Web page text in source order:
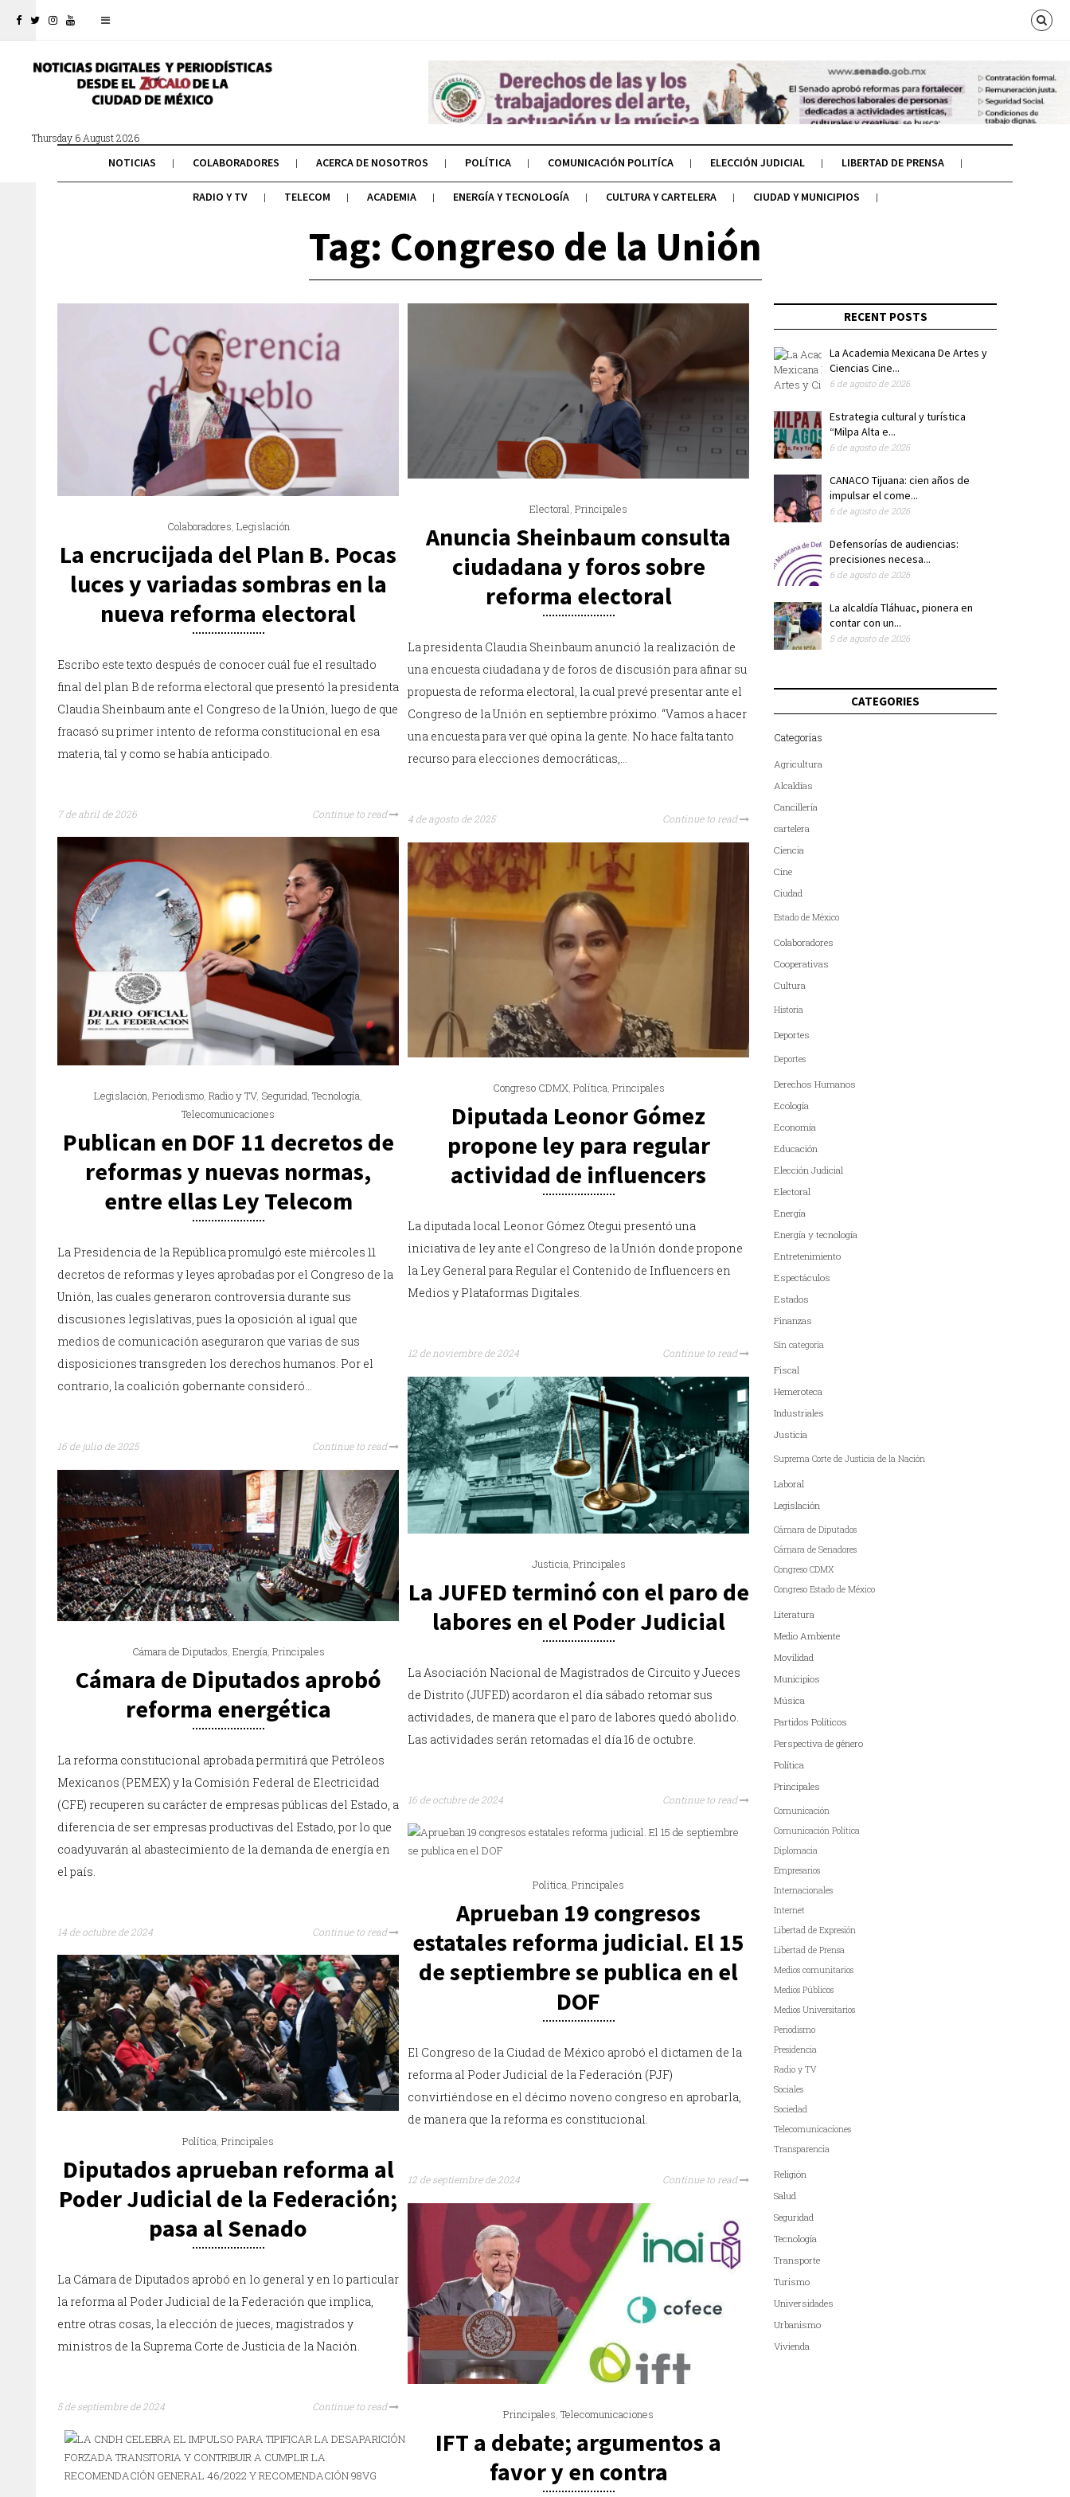
Thursday 6 August 2026
NOTICIAS COLABORADORES ACERCA DE NOSOTROS POLÍTICA COMUNICACIÓN POLITÍCA ELECCIÓN JUDICIAL LIBERTAD DE PRENSA
RADIO Y TV TELECOM ACADEMIA ENERGÍA Y TECNOLOGÍA CULTURA Y CARTELERA CIUDAD Y MUNICIPIOS
Tag: Congreso de la Unión
Colaboradores Legislación
La encrucijada del Plan B. Pocas
luces y variadas sombras en la
nueva reforma electoral
Escribo este texto después de conocer cuál fue el resultado
final del plan B de reforma electoral que presentó la presidenta
Claudia Sheinbaum ante el Congreso de la Unión, luego de que
fracasó su primer intento de reforma constitucional en esa
materia, tal y como se había anticipado.
7 de abril de 2026 Continue to read
Electoral,Principales
Anuncia Sheinbaum consulta
ciudadana y foros sobre
reforma electoral
La presidenta Claudia Sheinbaum anunció la realización de
una encuesta ciudadana y de foros de discusión para afinar su
propuesta de reforma electoral, la cual prevé presentar ante el
Congreso de la Unión en septiembre próximo. “Vamos a hacer
una encuesta para ver qué opina la gente. No hace falta tanto
recurso para elecciones democráticas,…
4 de agosto de 2025 Continue to read
Legislación ,Periodismo ,Radio y TV, Seguridad ,Tecnología
Telecomunicaciones
Publican en DOF 11 decretos de
reformas y nuevas normas,
entre ellas Ley Telecom
La Presidencia de la República promulgó este miércoles 11
decretos de reformas y leyes aprobadas por el Congreso de la
Unión, las cuales generaron controversia durante sus
discusiones legislativas, pues la oposición al igual que
medios de comunicación aseguraron que varias de sus
disposiciones transgreden los derechos humanos. Por el
contrario, la coalición gobernante consideró…
16 de julio de 2025 Continue to read
Congreso CDMX, Política, Principales
Diputada Leonor Gómez
propone ley para regular
actividad de influencers
La diputada local Leonor Gómez Otegui presentó una
iniciativa de ley ante el Congreso de la Unión donde propone
la Ley General para Regular el Contenido de Influencers en
Medios y Plataformas Digitales.
12 de noviembre de 2024 Continue to read
Justicia, Principales
La JUFED terminó con el paro de
labores en el Poder Judicial
La Asociación Nacional de Magistrados de Circuito y Jueces
de Distrito (JUFED) acordaron el día sábado retomar sus
actividades, de manera que el paro de labores quedó abolido.
Las actividades serán retomadas el día 16 de octubre.
16 de octubre de 2024 Continue to read
Cámara de Diputados, Energía, Principales
Cámara de Diputados aprobó
reforma energética
La reforma constitucional aprobada permitirá que Petróleos
Mexicanos (PEMEX) y la Comisión Federal de Electricidad
(CFE) recuperen su carácter de empresas públicas del Estado, a
diferencia de ser empresas productivas del Estado, por lo que
coadyuvarán al abastecimiento de la demanda de energía en
el país.
14 de octubre de 2024 Continue to read
Política,Principales
Aprueban 19 congresos
estatales reforma judicial. El 15
de septiembre se publica en el
DOF
El Congreso de la Ciudad de México aprobó el dictamen de la
reforma al Poder Judicial de la Federación (PJF)
convirtiéndose en el décimo noveno congreso en aprobarla,
de manera que la reforma es constitucional.
12 de septiembre de 2024 Continue to read
Política,Principales
Diputados aprueban reforma al
Poder Judicial de la Federación;
pasa al Senado
La Cámara de Diputados aprobó en lo general y en lo particular
la reforma al Poder Judicial de la Federación que implica,
entre otras cosas, la elección de jueces, magistrados y
ministros de la Suprema Corte de Justicia de la Nación.
5 de septiembre de 2024 Continue to read
Principales,Telecomunicaciones
IFT a debate; argumentos a
favor y en contra
RECENT POSTS
La Academia Mexicana De Artes y
Ciencias Cine...
6 de agosto de 2026
Estrategia cultural y turística
“Milpa Alta e...
6 de agosto de 2026
CANACO Tijuana: cien años de
impulsar el come...
6 de agosto de 2026
Defensorías de audiencias:
precisiones necesa...
6 de agosto de 2026
La alcaldía Tláhuac, pionera en
contar con un...
5 de agosto de 2026
CATEGORIES
Categorías
Agricultura
Alcaldías
Cancillería
cartelera
Ciencia
Cine
Ciudad
Estado de México
Colaboradores
Cooperativas
Cultura
Historia
Deportes
Deportes
Derechos Humanos
Ecología
Economía
Educación
Elección Judicial
Electoral
Energía
Energía y tecnología
Entretenimiento
Espectáculos
Estados
Finanzas
Sin categoría
Fiscal
Hemeroteca
Industriales
Justicia
Suprema Corte de Justicia de la Nación
Laboral
Legislación
Cámara de Diputados
Cámara de Senadores
Congreso CDMX
Congreso Estado de México
Literatura
Medio Ambiente
Movilidad
Municipios
Música
Partidos Políticos
Perspectiva de género
Política
Principales
Comunicación
Comunicación Política
Diplomacia
Empresarios
Internacionales
Internet
Libertad de Expresión
Libertad de Prensa
Medios comunitarios
Medios Públicos
Medios Universitarios
Periodismo
Presidencia
Radio y TV
Sociales
Sociedad
Telecomunicaciones
Transparencia
Religión
Salud
Seguridad
Tecnología
Transporte
Turismo
Universidades
Urbanismo
Vivienda